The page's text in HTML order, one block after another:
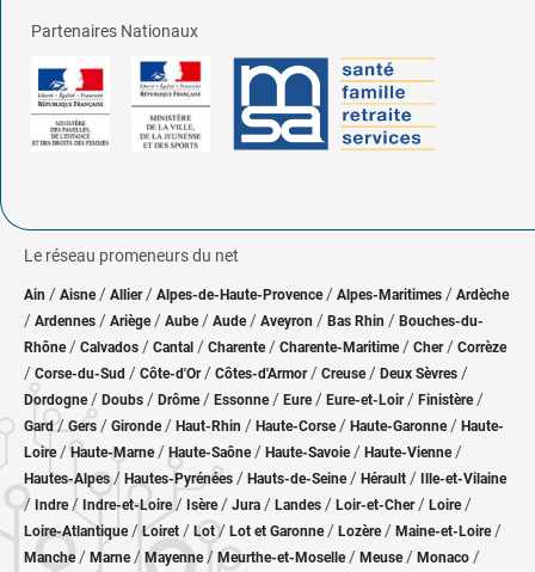
Partenaires Nationaux
Le réseau promeneurs du net
Ain / Aisne/ Allier/ Alpes-de-Haute-Provence / Alpes-Maritimes / Ardèche
/ Ardennes / Ariège/ Aube/ Aude / Aveyron / Bas Rhin / Bouches-du-
Rhône/ Calvados / Cantal / Charente / Charente-Maritime/ Cher / Corrèze
/ Corse-du-Sud / Côte-d'Or / Côtes-d'Armor/ Creuse/ Deux Sèvres /
Dordogne/ Doubs / Drôme/ Essonne / Eure/ Eure-et-Loir / Finistère/
Gard/Gers / Gironde/ Haut-Rhin / Haute-Corse/ Haute-Garonne/ Haute-
Loire/Haute-Marne/ Haute-Saône/ Haute-Savoie/ Haute-Vienne/
Hautes-Alpes/ Hautes-Pyrénées / Hauts-de-Seine/ Hérault / Ille-et-Vilaine
/ Indre/ Indre-et-Loire/ Isère/ Jura / Landes / Loir-et-Cher/ Loire/
Loire-Atlantique/ Loiret / Lot/ Lot et Garonne/ Lozère / Maine-et-Loire/
Manche/ Marne/ Mayenne/ Meurthe-et-Moselle/ Meuse/ Monaco /